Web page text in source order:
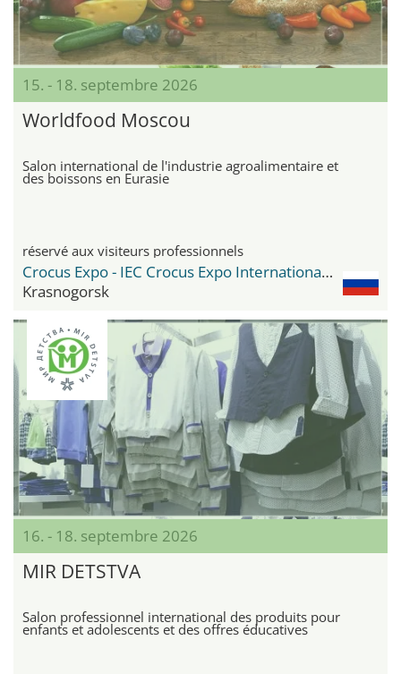
15. - 18. septembre 2026
Worldfood Moscou
Salon international de l'industrie agroalimentaire et
des boissons en Eurasie
réservé aux visiteurs professionnels
Crocus Expo - IEC Crocus Expo International Exhibition Centre
Krasnogorsk
16. - 18. septembre 2026
MIR DETSTVA
Salon professionnel international des produits pour
enfants et adolescents et des offres éducatives